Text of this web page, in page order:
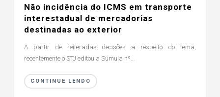
Não incidência do ICMS em transporte
interestadual de mercadorias
destinadas ao exterior
A partir de reiteradas decisões a respeito do tema,
recentemente o STJ editou a Súmula nº...
CONTINUE LENDO